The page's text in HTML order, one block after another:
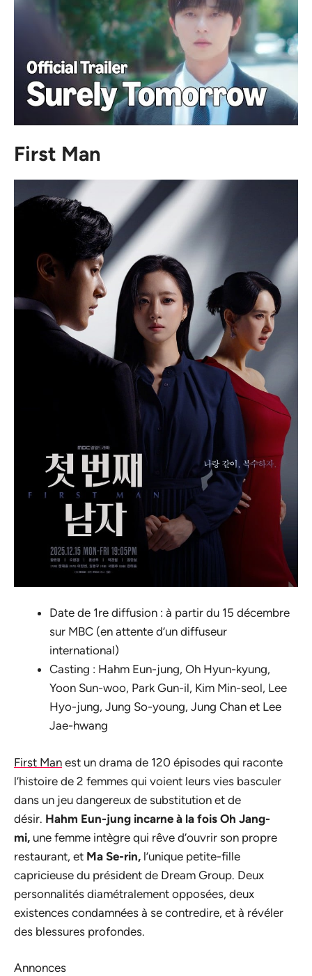
First Man
Date de 1re diffusion : à partir du 15 décembre
sur MBC (en attente d’un diffuseur
international)
Casting : Hahm Eun-jung, Oh Hyun-kyung,
Yoon Sun-woo, Park Gun-il, Kim Min-seol, Lee
Hyo-jung, Jung So-young, Jung Chan et Lee
Jae-hwang
First Man est un drama de 120 épisodes qui raconte
l’histoire de 2 femmes qui voient leurs vies basculer
dans un jeu dangereux de substitution et de
désir. Hahm Eun-jung incarne à la fois Oh Jang-
mi, une femme intègre qui rêve d’ouvrir son propre
restaurant, et Ma Se-rin, l’unique petite-fille
capricieuse du président de Dream Group. Deux
personnalités diamétralement opposées, deux
existences condamnées à se contredire, et à révéler
des blessures profondes.
Annonces